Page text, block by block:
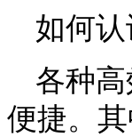
如何
各种
便捷。其